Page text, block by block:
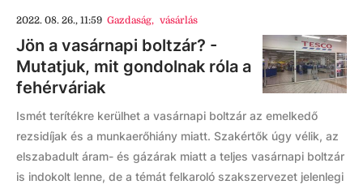
2022. 08. 26., 11:59 Gazdaság, vásárlás
Jön a vasárnapi boltzár? -
Mutatjuk, mit gondolnak róla a
fehérváriak
Ismét terítékre kerülhet a vasárnapi boltzár az emelkedő
rezsidíjak és a munkaerőhiány miatt. Szakértők úgy vélik, az
elszabadult áram- és gázárak miatt a teljes vasárnapi boltzár
is indokolt lenne, de a témát felkaroló szakszervezet jelenlegi